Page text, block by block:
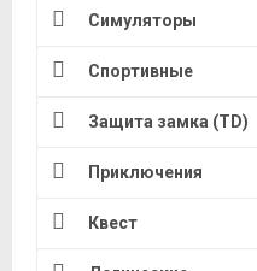
Симуляторы
Спортивные
Защита замка (TD)
Приключения
Квест